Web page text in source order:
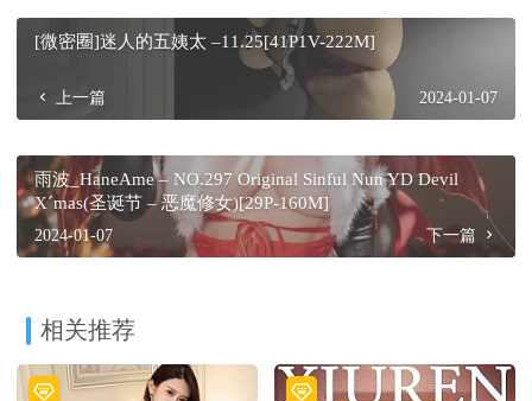
[微密圈]迷人的五姨太 –11.25[41P1V-222M]
上一篇 2024-01-07
雨波_HaneAme – NO.297 Original Sinful Nun YD Devil
Xˊmas(圣诞节 – 恶魔修女)[29P-160M]
2024-01-07 下一篇
相关推荐